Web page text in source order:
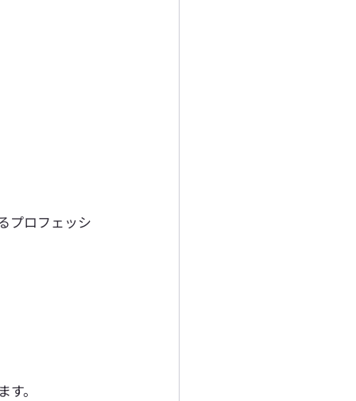
プロフェッシ
。